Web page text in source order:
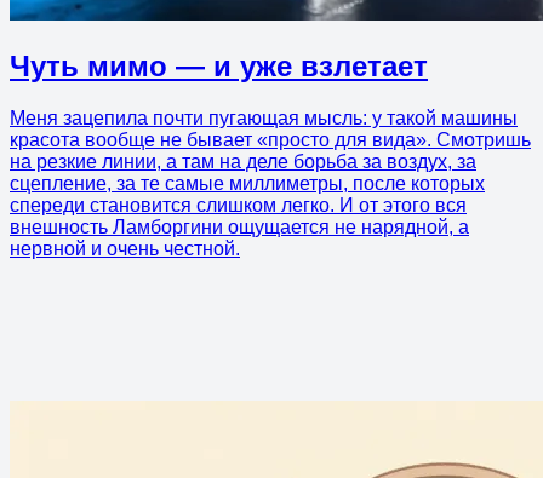
Чуть мимо — и уже взлетает
Меня зацепила почти пугающая мысль: у такой машины
красота вообще не бывает «просто для вида». Смотришь
на резкие линии, а там на деле борьба за воздух, за
сцепление, за те самые миллиметры, после которых
спереди становится слишком легко. И от этого вся
внешность Ламборгини ощущается не нарядной, а
нервной и очень честной.